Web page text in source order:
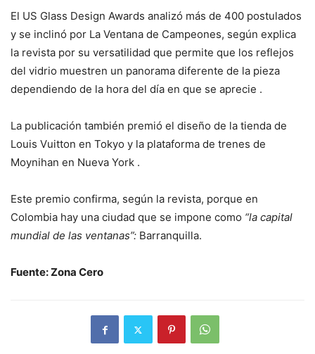
El US Glass Design Awards analizó más de 400 postulados
y se inclinó por La Ventana de Campeones, según explica
la revista por su versatilidad que permite que los reflejos
del vidrio muestren un panorama diferente de la pieza
dependiendo de la hora del día en que se aprecie .
La publicación también premió el diseño de la tienda de
Louis Vuitton en Tokyo y la plataforma de trenes de
Moynihan en Nueva York .
Este premio confirma, según la revista, porque en
Colombia hay una ciudad que se impone como “la capital
mundial de las ventanas”: Barranquilla.
Fuente: Zona Cero